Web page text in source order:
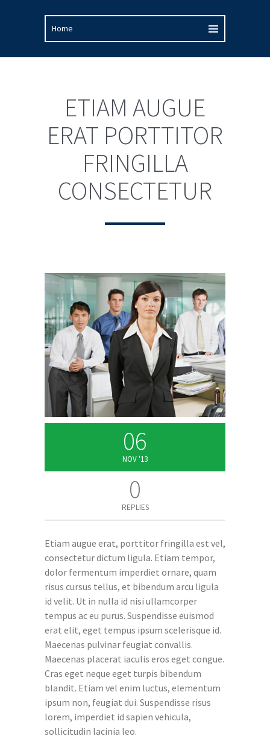
ETIAM AUGUE
ERAT PORTTITOR
FRINGILLA
CONSECTETUR
06
NOV '13
0
REPLIES
Etiam augue erat, porttitor fringilla est vel,
consectetur dictum ligula. Etiam tempor,
dolor fermentum imperdiet ornare, quam
risus cursus tellus, et bibendum arcu ligula
id velit. Ut in nulla id nisi ullamcorper
tempus ac eu purus. Suspendisse euismod
erat elit, eget tempus ipsum scelerisque id.
Maecenas pulvinar feugiat convallis.
Maecenas placerat iaculis eros eget congue.
Cras eget neque eget turpis bibendum
blandit. Etiam vel enim luctus, elementum
ipsum non, feugiat dui. Suspendisse risus
lorem, imperdiet id sapien vehicula,
sollicitudin lacinia leo.